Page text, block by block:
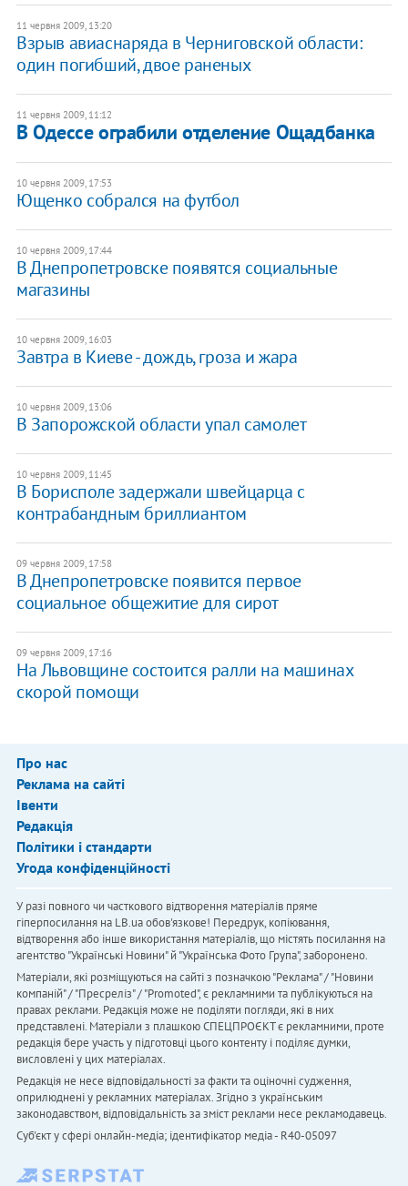
11 червня 2009, 13:20
Взрыв авиаснаряда в Черниговской области:
один погибший, двое раненых
11 червня 2009, 11:12
В Одессе ограбили отделение Ощадбанка
10 червня 2009, 17:53
Ющенко собрался на футбол
10 червня 2009, 17:44
В Днепропетровске появятся социальные
магазины
10 червня 2009, 16:03
Завтра в Киеве - дождь, гроза и жара
10 червня 2009, 13:06
В Запорожской области упал самолет
10 червня 2009, 11:45
В Борисполе задержали швейцарца с
контрабандным бриллиантом
09 червня 2009, 17:58
В Днепропетровске появится первое
социальное общежитие для сирот
09 червня 2009, 17:16
На Львовщине состоится ралли на машинах
скорой помощи
Про нас
Реклама на сайті
Івенти
Редакція
Політики і стандарти
Угода конфіденційності
У разі повного чи часткового відтворення матеріалів пряме
гіперпосилання на LB.ua обов'язкове! Передрук, копіювання,
відтворення або інше використання матеріалів, що містять посилання на
агентство "Українськi Новини" й "Українська Фото Група", заборонено.
Матеріали, які розміщуються на сайті з позначкою "Реклама" / "Новини
компаній" / "Пресреліз" / "Promoted", є рекламними та публікуються на
правах реклами. Редакція може не поділяти погляди, які в них
представлені. Матеріали з плашкою СПЕЦПРОЄКТ є рекламними, проте
редакція бере участь у підготовці цього контенту і поділяє думки,
висловлені у цих матеріалах.
Редакція не несе відповідальності за факти та оціночні судження,
оприлюднені у рекламних матеріалах. Згідно з українським
законодавством, відповідальність за зміст реклами несе рекламодавець.
Cуб'єкт у сфері онлайн-медіа; ідентифікатор медіа - R40-05097